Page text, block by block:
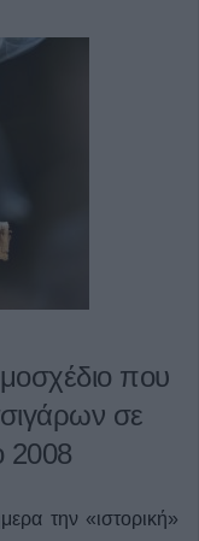
που
σε
2008
την «ιστορική»